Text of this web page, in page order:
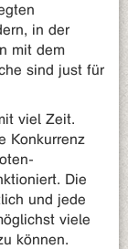
in der
mit dem
sind just für
viel Zeit.
Konkurrenz
Die
und jede
viele
können.